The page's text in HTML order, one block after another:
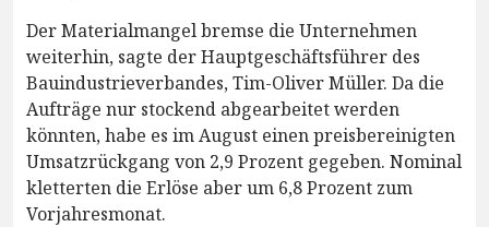
Der Materialmangel bremse die Unternehmen
weiterhin, sagte der Hauptgeschäftsführer des
Bauindustrieverbandes, Tim-Oliver Müller. Da die
Aufträge nur stockend abgearbeitet werden
könnten, habe es im August einen preisbereinigten
Umsatzrückgang von 2,9 Prozent gegeben. Nominal
kletterten die Erlöse aber um 6,8 Prozent zum
Vorjahresmonat.